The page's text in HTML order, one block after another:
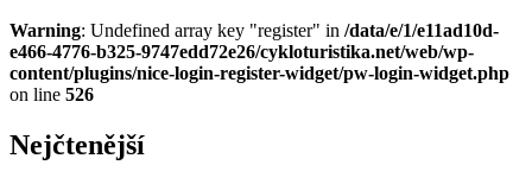
Warning: Undefined array key "register" in /data/e/1/e11ad10d-
e466-4776-b325-9747edd72e26/cykloturistika.net/web/wp-
content/plugins/nice-login-register-widget/pw-login-widget.php
on line 526
Nejčtenější